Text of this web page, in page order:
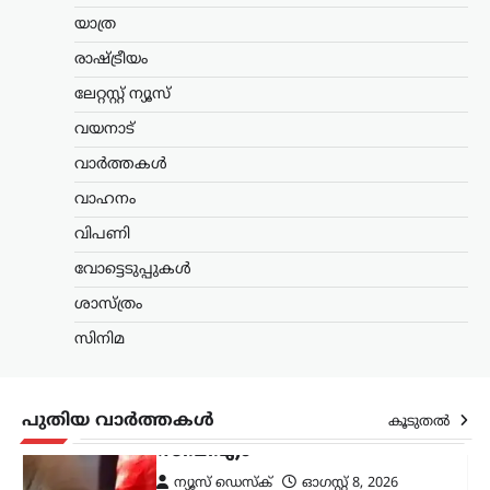
യാത്ര
രാഷ്ട്രീയം
ലേറ്റസ്റ്റ് ന്യൂസ്
വയനാട്
വാർത്തകൾ
വാഹനം
വിപണി
വോട്ടെടുപ്പുകൾ
ശാസ്ത്രം
സിനിമ
പുതിയ വാർത്തകൾ കൂടുതൽ
ഏർപ്പെടുത്താൻ കേന്ദ്ര സർക്കാർ നീക്കം
നടത്തുന്നതായി ഉയരുന്ന
റിപ്പോർട്ടുകൾക്കെതിരെ സിപിഎം
ജനങ്ങളെ ഡിജിറ്റൽ
പേയ്‌മെന്റുകളിലേക്ക് പ്രോത്സാഹിപ്പിച്ച
കണ്ണൂർ,കേരളം,ട്രെൻഡിംഗ്,
ലേറ്റസ്റ്റ് ന്യൂസ്
ജീവന്
വെല്ലുവിളി; അര്‍ജുന്‍
ആയങ്കിയെ പിന്തുണച്ച്
ആകാശ് തില്ലങ്കേരി